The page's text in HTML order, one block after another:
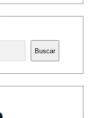
Buscar